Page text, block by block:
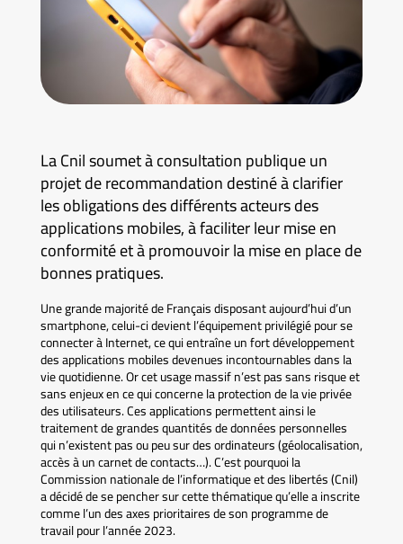
La Cnil soumet à consultation publique un
projet de recommandation destiné à clarifier
les obligations des différents acteurs des
applications mobiles, à faciliter leur mise en
conformité et à promouvoir la mise en place de
bonnes pratiques.
Une grande majorité de Français disposant aujourd’hui d’un
smartphone, celui-ci devient l’équipement privilégié pour se
connecter à Internet, ce qui entraîne un fort développement
des applications mobiles devenues incontournables dans la
vie quotidienne. Or cet usage massif n’est pas sans risque et
sans enjeux en ce qui concerne la protection de la vie privée
des utilisateurs. Ces applications permettent ainsi le
traitement de grandes quantités de données personnelles
qui n’existent pas ou peu sur des ordinateurs (géolocalisation,
accès à un carnet de contacts…). C’est pourquoi la
Commission nationale de l’informatique et des libertés (Cnil)
a décidé de se pencher sur cette thématique qu’elle a inscrite
comme l’un des axes prioritaires de son programme de
travail pour l’année 2023.